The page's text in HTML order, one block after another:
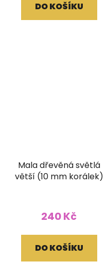
DO KOŠÍKU
Mala dřevěná světlá
větší (10 mm korálek)
240 Kč
DO KOŠÍKU